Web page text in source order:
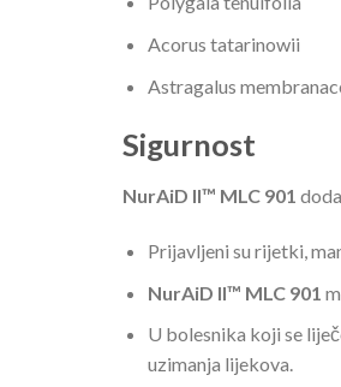
Acorus tatarinowii
Astragalus
Sigurnost
NurAiD II™ MLC 901
Prijavljeni su rijetki,
NurAiD II™ MLC 901
U bolesnika koji se
uzimanja lijekova.